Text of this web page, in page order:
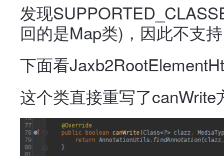
发现
回的是Map类)，因此不支
下面看
这个类直接重写了canWrite